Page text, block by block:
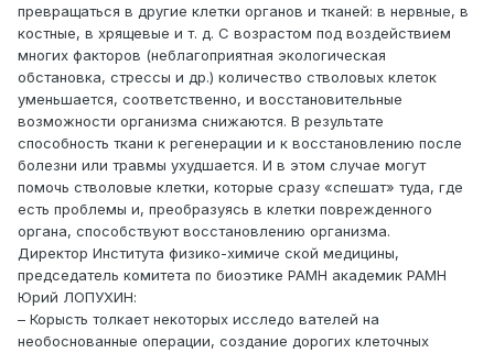
превращаться в другие клетки органов и тканей: в нервные, в
костные, в хрящевые и т. д. С возрастом под воздействием
многих факторов (неблагоприятная экологическая
обстановка, стрессы и др.) количество стволовых клеток
уменьшается, соответственно, и восстановительные
возможности организма снижаются. В результате
способность ткани к регенерации и к восстановлению после
болезни или травмы ухудшается. И в этом случае могут
помочь стволовые клетки, которые сразу «спешат» туда, где
есть проблемы и, преобразуясь в клетки поврежденного
органа, способствуют восстановлению организма.
Директор Института физико-химиче ской медицины,
председатель комитета по биоэтике РАМН академик РАМН
Юрий ЛОПУХИН:
– Корысть толкает некоторых исследо вателей на
необоснованные операции, создание дорогих клеточных